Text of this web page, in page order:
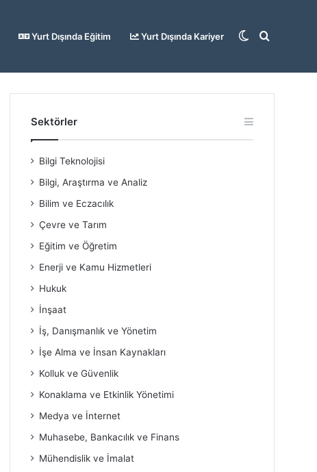
Yurt Dışında Eğitim Yurt Dışında Kariyer Arama
Dış
Sektörler
Bilgi Teknolojisi
Bilgi, Araştırma ve Analiz
Bilim ve Eczacılık
Çevre ve Tarım
Eğitim ve Öğretim
Enerji ve Kamu Hizmetleri
Hukuk
İnşaat
İş, Danışmanlık ve Yönetim
İşe Alma ve İnsan Kaynakları
Kolluk ve Güvenlik
Konaklama ve Etkinlik Yönetimi
Medya ve İnternet
Muhasebe, Bankacılık ve Finans
Mühendislik ve İmalat